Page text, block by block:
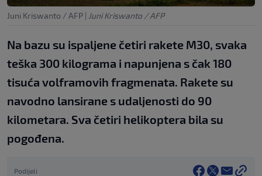
Juni Kriswanto / AFP | Juni Kriswanto / AFP
Na bazu su ispaljene četiri rakete M30, svaka
teška 300 kilograma i napunjena s čak 180
tisuća volframovih fragmenata. Rakete su
navodno lansirane s udaljenosti do 90
kilometara. Sva četiri helikoptera bila su
pogođena.
Podijeli